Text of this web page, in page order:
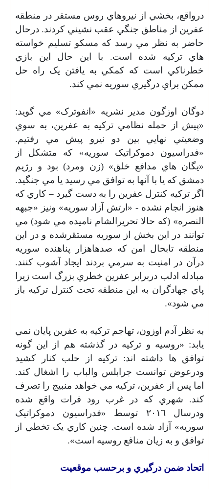
درواقع، بخشي از نيروهاي روس مستقر در منطقه
عفرين از مناطق جنگي عقب نشيني کردند. درحال
حاضر به نظر مي رسد که مسکو تسليم خواسته
هاي ترکيه شده است. با اين حال اين بازي
خطرناکي است که کمکي به يافتن يک راه حل
ممکن براي درگيري سوريه نمي کند.
دوگان اوزگون مدير نشريه «انفوترک» مي گويد:
«پيش از حمله نظامي ترکيه به عفرين، به سوي
وضعيتي نهايي بين دو نيرو پيش مي رفتيم.
«فدراسيون دموکراتيک سوريه» که متشکل از
«يگان هاي مدافع خلق» (زن ومرد) بود و رژيم
دمشق که يا با آنها به توافق مي رسيد يا مي جنگيد.
اگر ترکيه کنترل عفرين را به دست گيرد – کاري که
هنوز انجام نشده - «ارتش آزاد سوريه» ونيز «جبهه
النصره» (که حالا تحريرالشام ناميده مي شود) مي
توانند در اين بخش از سوريه مستقرشده و در اين
منطقه تابحال امن که صدهاهزار پناهنده سوريه
درآن در امنيت به سرمي بردند ايجاد آشوب کنند.
مبادله ادلب دربرابر عفرين خطري بزرگ است زيرا
پاي جهادگران به اين منطقه تحت کنترل ترکيه باز
مي شود».
به نظر آدم اوزون، تهاجم ترکيه به عفرين پايان نمي
يابد: «روسيه و ترکيه در گذشته هم از اين گونه
توافق ها داشته اند: ترکيه از حلب کنار کشيد
ودرعوض توانست جرابلس والباب را اشغال کند.
اما پس از عفرين، ترکيه مي خواهد منبيج را تصرف
کند. شهري که در غرب رود فرات واقع شده
ودرسال ٢٠١٦ توسط «فدراسيون دموکراتيک
سوريه» آزاد شده است. چنين کاري يک تخطي از
توافق و به زيان منافع روسيه است».
اتحاد ضمن درگيري و برحسب موقعيت